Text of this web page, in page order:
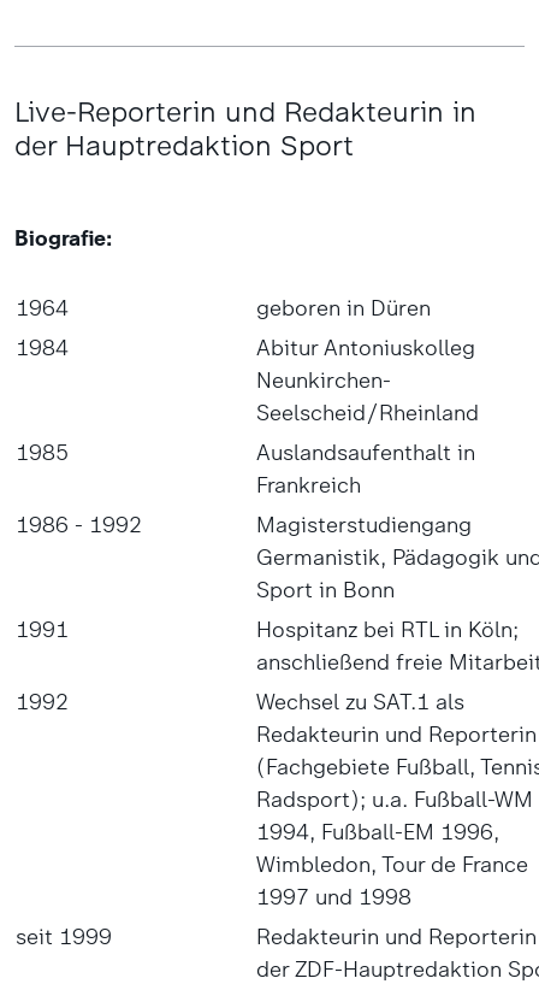
Live-Reporterin und Redakteurin in
der Hauptredaktion Sport
Biografie:
1964
geboren in Düren
1984
Abitur Antoniuskolleg
Neunkirchen-
Seelscheid/Rheinland
1985
Auslandsaufenthalt in
Frankreich
1986 - 1992
Magisterstudiengang
Germanistik, Pädagogik
Sport in Bonn
1991
Hospitanz bei RTL in Köln;
anschließend freie
1992
Wechsel zu SAT.1 als
Redakteurin und Reporterin
(Fachgebiete Fußball,
Radsport); u.a. Fußball-WM
1994, Fußball-EM 1996,
Wimbledon, Tour de France
1997 und 1998
seit 1999
Redakteurin und
der ZDF-Hauptredaktion